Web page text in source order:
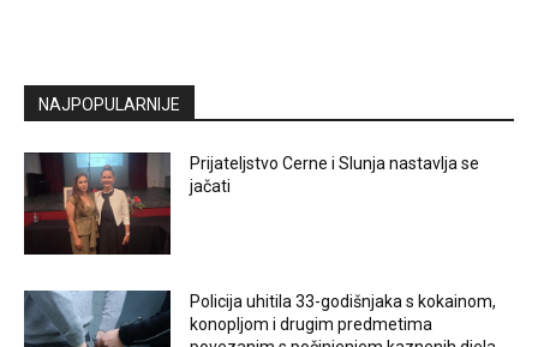
NAJPOPULARNIJE
Prijateljstvo Cerne i Slunja nastavlja se
jačati
Policija uhitila 33-godišnjaka s kokainom,
konopljom i drugim predmetima